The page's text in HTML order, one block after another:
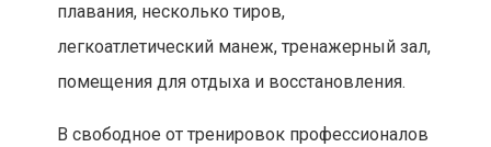
плавания, несколько тиров,
легкоатлетический манеж, тренажерный зал,
помещения для отдыха и восстановления.
В свободное от тренировок профессионалов